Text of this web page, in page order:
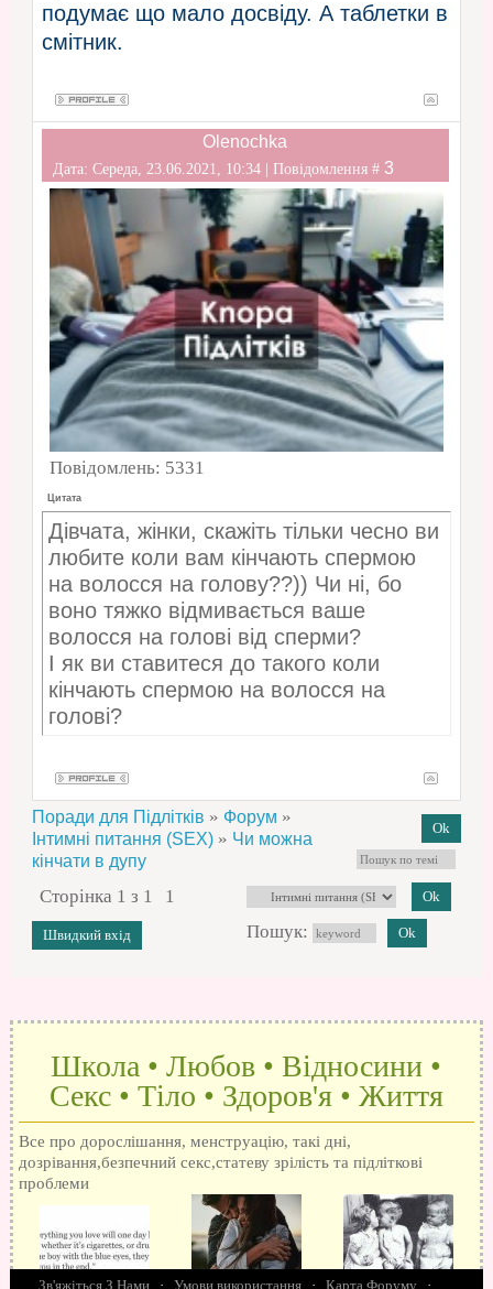
подумає що мало досвіду. А таблетки в
смітник.
Olenochka
Дата: Середа, 23.06.2021, 10:34 | Повідомлення # 3
Повідомлень: 5331
Цитата
Дівчата, жінки, скажіть тільки чесно ви
любите коли вам кінчають спермою
на волосся на голову??)) Чи ні, бо
воно тяжко відмивається ваше
волосся на голові від сперми?
І як ви ставитеся до такого коли
кінчають спермою на волосся на
голові?
Поради для Підлітків » Форум »
Інтимні питання (SEX) » Чи можна
кінчати в дупу
Сторінка 1 з 1
1
Пошук:
Школа • Любов • Відносини •
Секс • Тіло • Здоров'я • Життя
Все про дорослішання, менструацію, такі дні,
дозрівання,безпечний секс,статеву зрілість та підліткові
проблеми
Зв'яжіться З Нами · Умови використання · Карта Форуму ·